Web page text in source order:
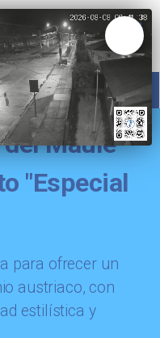
DEPORTES
Maule
"Especial
para ofrecer un
austriaco, con
estilística y